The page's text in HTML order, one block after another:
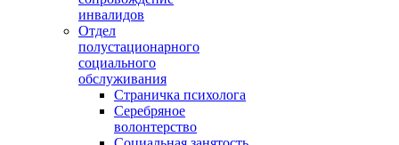
инвалидов
Отдел
полустационарного
социального
обслуживания
Страничка психолога
Серебряное
волонтерство